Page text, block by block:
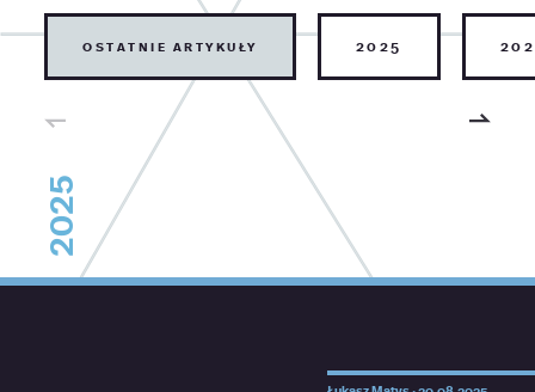
ostatnie artykuły 2025
2025